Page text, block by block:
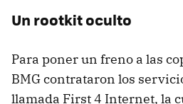
Un rootkit oculto
Para poner un freno a las
BMG contrataron los
llamada First 4 Internet, la